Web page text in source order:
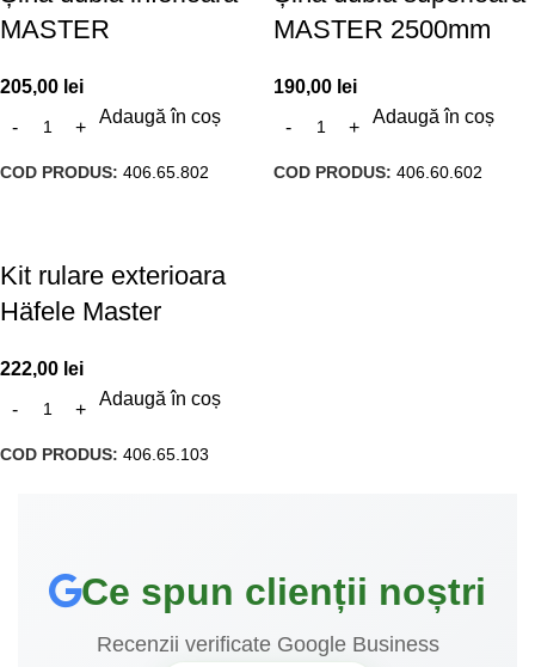
MASTER
205,00 lei
Adaugă în coș
COD PRODUS: 406.65.802
MASTER 2500mm
190,00 lei
Adaugă în coș
COD PRODUS: 406.60.602
Kit rulare exterioara
Häfele Master
222,00 lei
Adaugă în coș
COD PRODUS: 406.65.103
Ce spun clienții noștri
Recenzii verificate Google Business